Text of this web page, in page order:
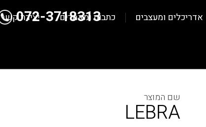
אדריכלים ומעצבים כתבות ומאמרים יצירת קשר
LEBRA
072-3718313